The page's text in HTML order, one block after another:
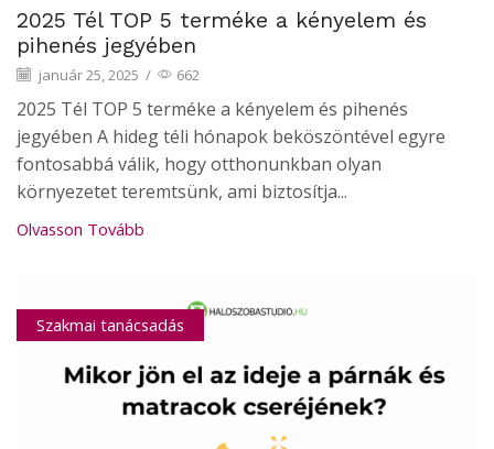
2025 Tél TOP 5 terméke a kényelem és
pihenés jegyében
január 25, 2025 / 662
2025 Tél TOP 5 terméke a kényelem és pihenés
jegyében A hideg téli hónapok beköszöntével egyre
fontosabbá válik, hogy otthonunkban olyan
környezetet teremtsünk, ami biztosítja...
Olvasson Tovább
Szakmai tanácsadás